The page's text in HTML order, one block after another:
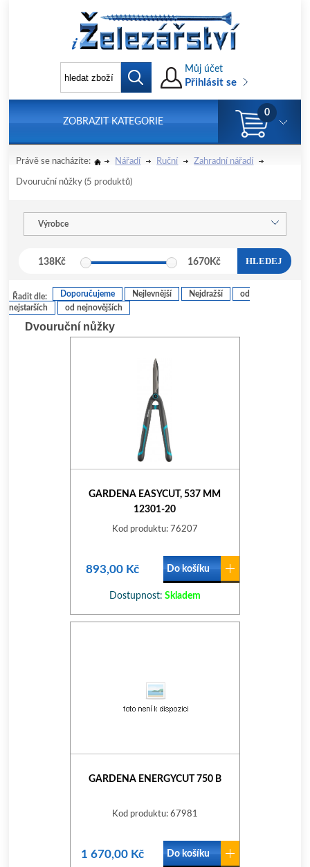
Můj účet
Přihlásit se
ZOBRAZIT KATEGORIE
0
Právě se nacházíte: Nářadí Ruční Zahradní nářadí
Dvouruční nůžky (5 produktů)
Výrobce
138Kč 1670 Kč HLEDEJ
Řadit dle: Doporučujeme Nejlevnější Nejdražší
od
nejstarších
od nejnovějších
Dvouruční nůžky
GARDENA EASYCUT, 537 MM
12301-20
Kod produktu: 76207
893,00 Kč Do košíku
Dostupnost: Skladem
GARDENA ENERGYCUT 750 B
Kod produktu: 67981
1 670,00 Kč Do košíku